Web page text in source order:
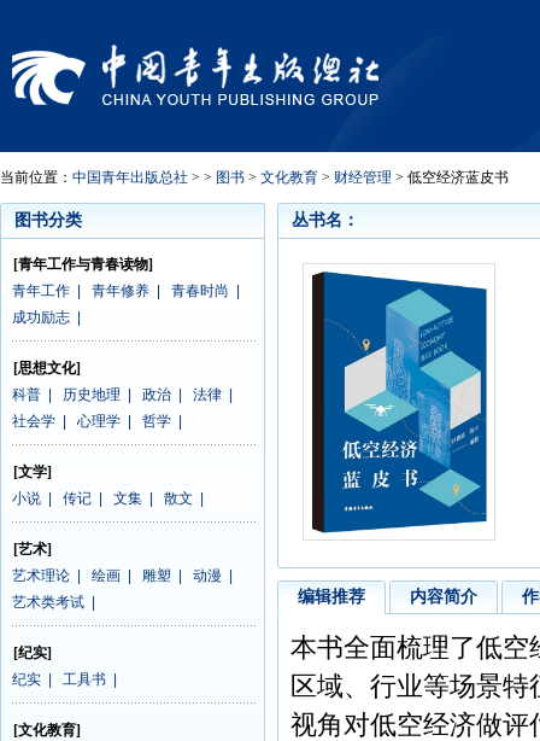
当前位置： 中国青年出版总社 > > 图书 > 文化教育 > 财经管理 > 低空经济蓝皮书
图书分类
[青年工作与青春读物]
青年工作
青年修养 青春时尚
成功励志
[思想文化]
科普
历史地理 政治 法律
社会学
心理学 哲学
[文学]
小说
传记 文集 散文
[艺术]
艺术理论
绘画 雕塑 动漫
艺术类考试
[纪实]
纪实
工具书
[文化教育]
丛书名：
编辑推荐 内容简介
本书全面梳理了低空
区域、行业等场景
视角对低空经济做评